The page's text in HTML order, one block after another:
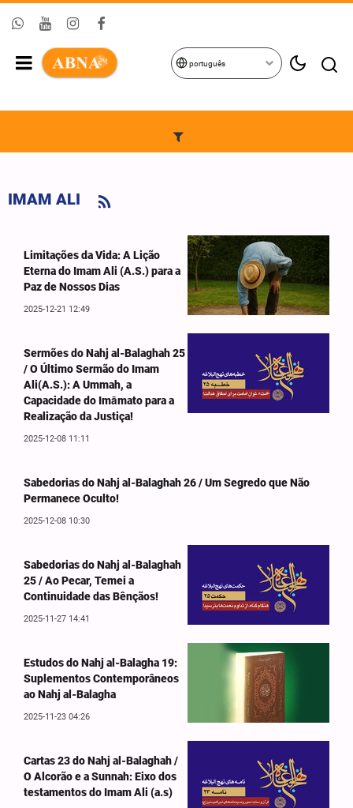
português
IMAM ALI
Limitações da Vida: A Lição
Eterna do Imam Ali (A.S.) para a
Paz de Nossos Dias
2025-12-21 12:49
Sermões do Nahj al-Balaghah 25
/ O Último Sermão do Imam
Ali(A.S.): A Ummah, a
Capacidade do Imāmato para a
Realização da Justiça!
2025-12-08 11:11
Sabedorias do Nahj al-Balaghah 26 / Um Segredo que Não
Permanece Oculto!
2025-12-08 10:30
Sabedorias do Nahj al-Balaghah
25 / Ao Pecar, Temei a
Continuidade das Bênçãos!
2025-11-27 14:41
Estudos do Nahj al-Balagha 19:
Suplementos Contemporâneos
ao Nahj al-Balagha
2025-11-23 04:26
Cartas 23 do Nahj al-Balaghah /
O Alcorão e a Sunnah: Eixo dos
testamentos do Imam Ali (a.s)